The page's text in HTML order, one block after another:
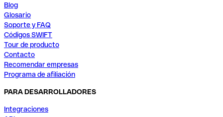
Blog
Glosario
Soporte y FAQ
Códigos SWIFT
Tour de producto
Contacto
Recomendar empresas
Programa de afiliación
PARA DESARROLLADORES
Integraciones